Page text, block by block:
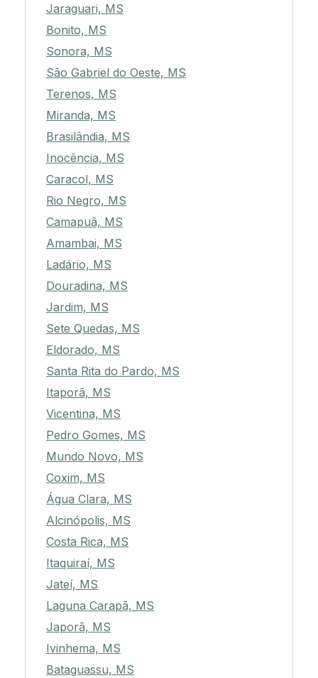
Jaraguari, MS
Bonito, MS
Sonora, MS
São Gabriel do Oeste, MS
Terenos, MS
Miranda, MS
Brasilândia, MS
Inocência, MS
Caracol, MS
Rio Negro, MS
Camapuã, MS
Amambai, MS
Ladário, MS
Douradina, MS
Jardim, MS
Sete Quedas, MS
Eldorado, MS
Santa Rita do Pardo, MS
Itaporã, MS
Vicentina, MS
Pedro Gomes, MS
Mundo Novo, MS
Coxim, MS
Água Clara, MS
Alcinópolis, MS
Costa Rica, MS
Itaquiraí, MS
Jateí, MS
Laguna Carapã, MS
Japorã, MS
Ivinhema, MS
Bataguassu, MS